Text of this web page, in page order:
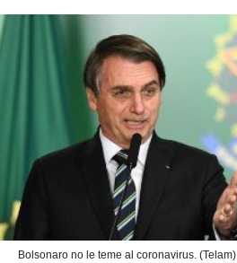
Bolsonaro no le teme al coronavirus. (Telam)